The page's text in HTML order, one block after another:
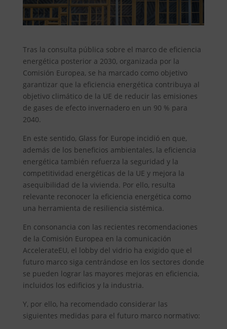
Tras la consulta pública sobre el marco de eficiencia
energética posterior a 2030, organizada por la
Comisión Europea, se ha marcado como objetivo
garantizar que la eficiencia energética contribuya al
objetivo climático de la UE de reducir las emisiones
de gases de efecto invernadero en un 90 % para
2040.
En este sentido, Glass for Europe incidió en que,
además de los beneficios ambientales, la eficiencia
energética también refuerza la seguridad y la
competitividad energéticas de la UE y mejora la
asequibilidad de la vivienda. Por ello, resulta
relevante reconocer la eficiencia energética como
una herramienta de resiliencia sistémica.
En consonancia con las recientes recomendaciones
de la Comisión Europea en la comunicación
AccelerateEU, el lobby del vidrio ha exigido que el
futuro marco siga centrándose en los sectores donde
se pueden lograr las mayores mejoras en eficiencia,
incluidos los edificios y la industria.
Y, por ello, ha recomendado considerar las
siguientes medidas para el futuro marco normativo: